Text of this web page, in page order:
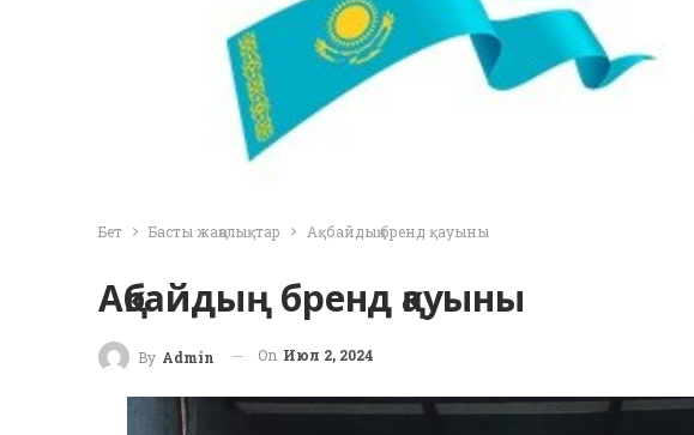
Бет Басты жаңалықтар Ақбайдың бренд қауыны
Ақбайдың бренд қауыны
By Admin On Июл 2, 2024